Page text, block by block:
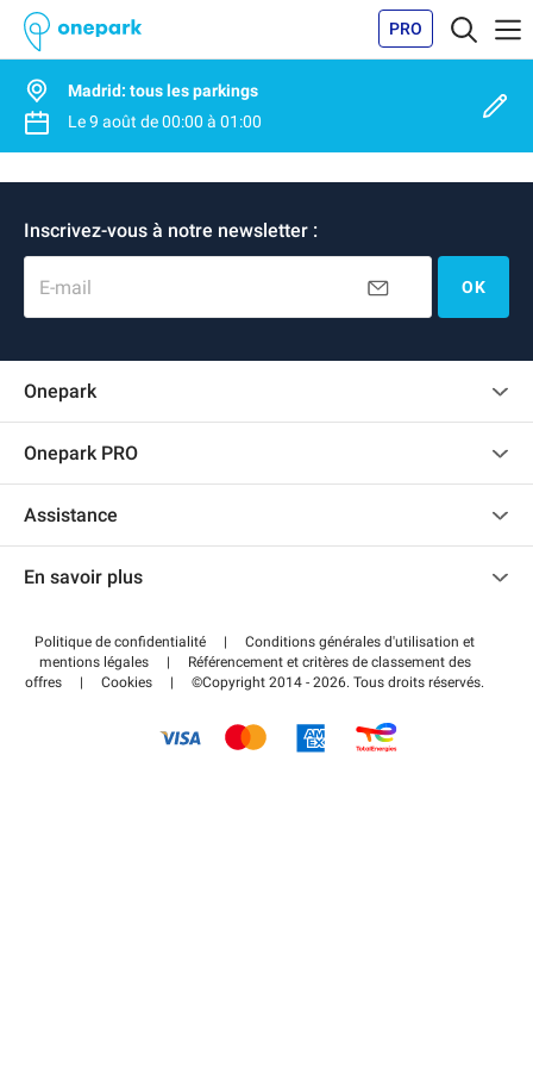
PRO
Madrid: tous les parkings
Le9 août de00:00 à 01:00
Inscrivez-vous à notre newsletter :
E-mail OK
Onepark
Recrutement
Onepark PRO
Accéder à mon espace partenaire
Assistance
Centre d'aide
Régler votre stationnement FLOW
En savoir plus
Wiki
Guide du stationnement
Politique de confidentialité |
Conditions générales d'utilisation et
mentions légales
|
Référencement et critères de classement des
offres
| Cookies | ©Copyright 2014 - 2026. Tous droits réservés.